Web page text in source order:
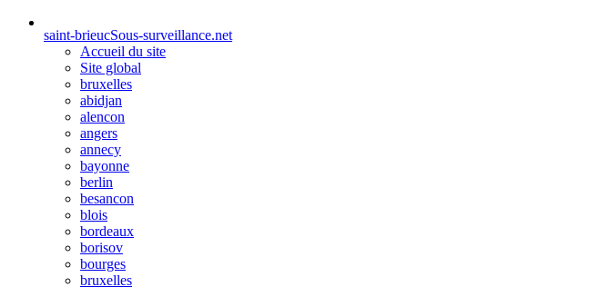
saint-brieucSous-surveillance.net
Accueil du site
Site global
bruxelles
abidjan
alencon
angers
annecy
bayonne
berlin
besancon
blois
bordeaux
borisov
bourges
bruxelles